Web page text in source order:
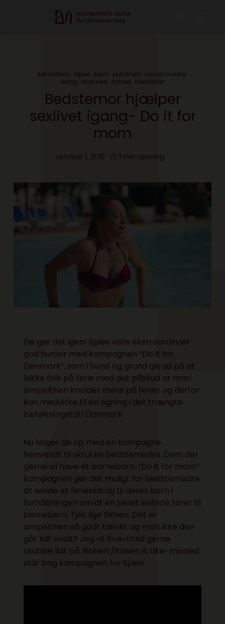
seniortech rejser børn sundhed social media
living featured nyhed headliner
Bedstemor hjælper
sexlivet igang- Do it for
mom
oktober 1, 2015 1 min læsning
De gør det igen! Spies viste ekstraordinær
god humor med kampagnen “Do it for
Denmark”, som i bund og grund gik ud på at
lokke folk på ferie med det påskud at man
simpelthen knalder mere på ferier og derfor
kan medvirke til en øgning i det trængte
befolkningstal i Danmark.
Nu følger de op med en kampagne
henvendt til skrukke bedstemødre. Dem der
gerne vil have et barnebarn. “Do it for mom”
kampagnen gør det muligt for bedstemødre
at sende et feriebidrag til deres børn i
forhåbningen om at en sexet solferie fører til
børnebørn. Tjek lige filmen. Det er
simpelthen så godt tænkt og mon ikke den
går lidt viralt? Jeg vil ihvertfald gerne
skubbe lidt på. Robert/Boisen & Like-minded
står bag kampagnen for Spies.